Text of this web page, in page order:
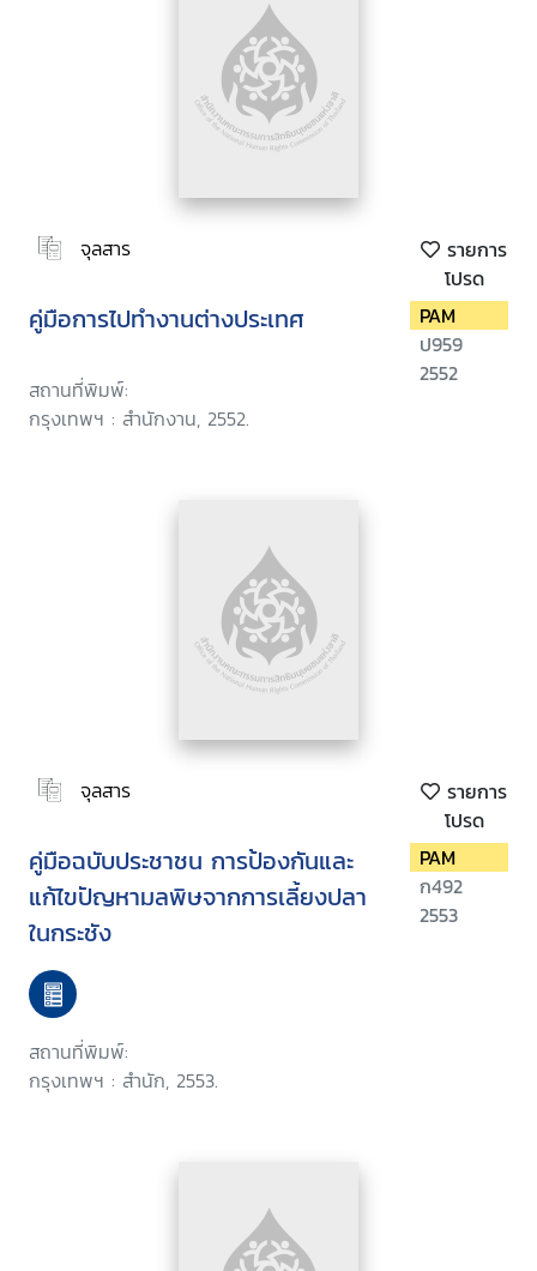
จุลสาร
รายการ
โปรด
คู่มือการไปทำงานต่างประเทศ
สถานที่พิมพ์:
กรุงเทพฯ : สำนักงาน, 2552.
PAM
ป959
2552
จุลสาร
รายการ
โปรด
คู่มือฉบับประชาชน การป้องกันและ
แก้ไขปัญหามลพิษจากการเลี้ยงปลา
ในกระชัง
สถานที่พิมพ์:
กรุงเทพฯ : สำนัก, 2553.
PAM
ก492
2553